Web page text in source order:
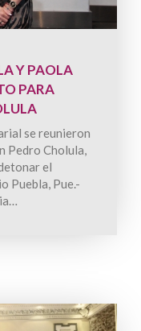
Y PAOLA
PARA
se reunieron
Pedro Cholula,
el
Puebla, Pue.-